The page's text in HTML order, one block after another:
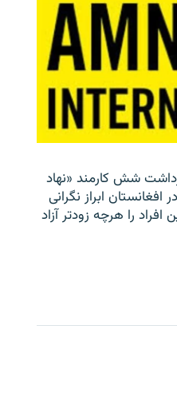
شش کارمند «نهاد
ابراز نگرانی
را هرچه زودتر آزاد